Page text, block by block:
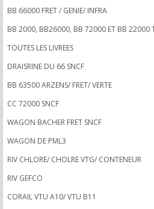
BB 66000 FRET / GENIE/ INFRA
BB 2000, BB26000, BB 72000 ET BB 22000
TOUTES LES LIVREES
DRAISRINE DU 66 SNCF
BB 63500 ARZENS/ FRET/ VERTE
CC 72000 SNCF
WAGON BACHER FRET SNCF
WAGON DE PML3
RIV CHLORE/ CHOLRE VTG/ CONTENEUR
RIV GEFCO
CORAIL VTU A10/ VTU B11